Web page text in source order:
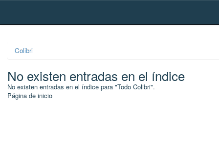
Skip
Colibri
No existen entradas en el índice
No existen entradas en el índice para "Todo Colibri".
Página de inicio